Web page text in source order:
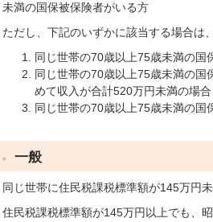
未満の国保被保険者がいる方
ただし、下記のいずかに該当する場合は
同じ世帯の70歳以上75歳未満の国
同じ世帯の70歳以上75歳未満の国
めて収入が合計520万円未満の場合
同じ世帯の70歳以上75歳未満の国
一般
同じ世帯に住民税課税標準額が145万円
住民税課税標準額が145万円以上でも、